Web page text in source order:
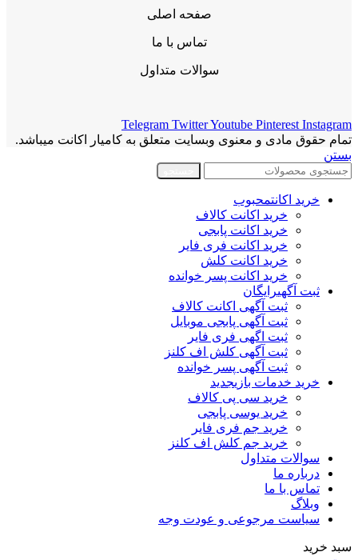
صفحه اصلی
تماس با ما
سوالات متداول
Telegram TwitterYoutube Pinterest Instagram
تمام حقوق مادی و معنوی وبسایت متعلق به کامیار اکانت میباشد.
بستن
خرید اکانتمحبوب
خرید اکانت کالاف
خرید اکانت پابجی
خرید اکانت فری فایر
خرید اکانت کلش
خرید اکانت پسر خوانده
ثبت آگهیرایگان
ثبت آگهی اکانت کالاف
ثبت آگهی پابجی موبایل
ثبت اگهی فری فایر
ثبت آگهی کلش اف کلنز
ثبت آگهی پسر خوانده
خرید خدمات بازیجدید
خرید سی پی کالاف
خرید یوسی پابجی
خرید جم فری فایر
خرید جم کلش اف کلنز
سوالات متداول
درباره ما
تماس با ما
وبلاگ
سیاست مرجوعی و عودت وجه
سبد خرید